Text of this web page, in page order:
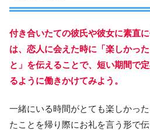
付き合いたての彼氏や彼女に素直
は、恋人に会えた時に「楽しかっ
と」を伝えることで、短い期間で
るように働きかけてみよう。
一緒にいる時間がとても楽しかっ
たことを帰り際にお礼を言う形で伝